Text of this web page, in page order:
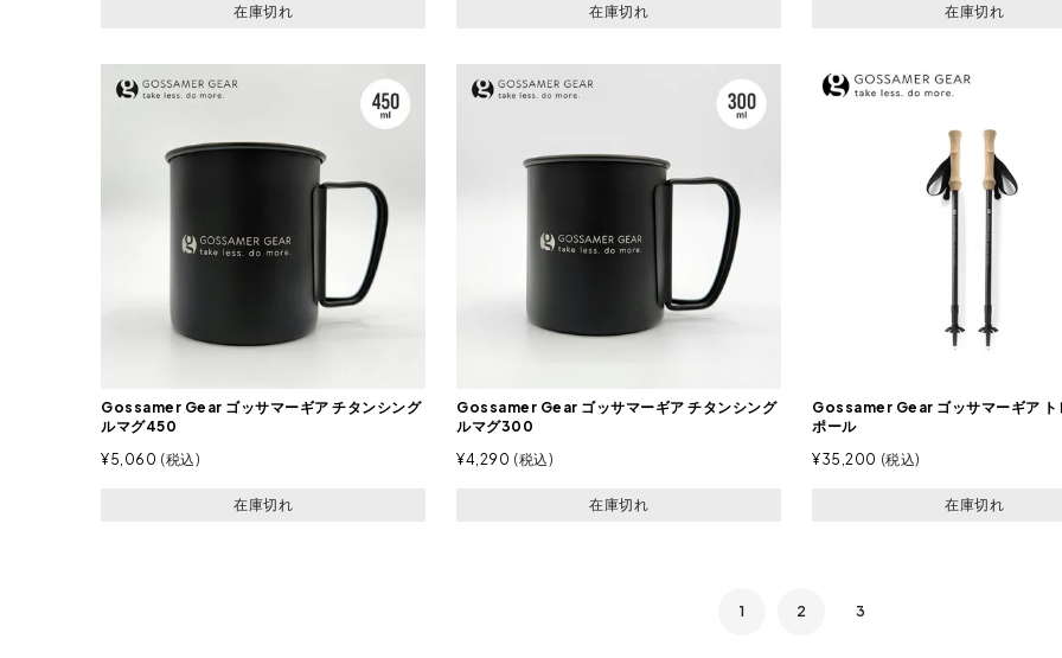
在庫切れ 在庫切れ 在庫切れ
Gossamer Gear ゴッサマーギア チタンシング
ルマグ450
¥5,060 税込
在庫切れ
Gossamer Gear ゴッサマーギア チタンシング
ルマグ300
¥4,290 税込
在庫切れ
Gossamer Gear ゴッサマーギア ト
ポール
¥35,200 税込
在庫切れ
1 2 3